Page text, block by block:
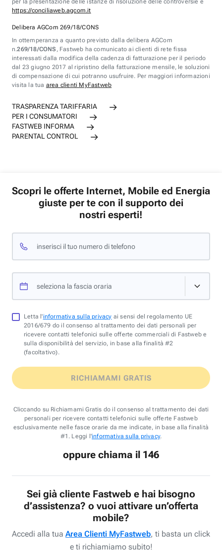
per la presentazione delle istanze di risoluzione delle controversie è
https://conciliaweb.agcom.it
Delibera AGCom 269/18/CONS
In ottemperanza a quanto previsto dalla delibera AGCom
n.269/18/CONS , Fastweb ha comunicato ai clienti di rete fissa
interessati dalla modifica della cadenza di fatturazione per il periodo
dal 23 giugno 2017 al ripristino della fatturazione mensile, le soluzioni
di compensazione di cui potranno usufruire. Per maggiori informazioni
visita la tua area clienti MyFastweb
TRASPARENZA TARIFFARIA
PER I CONSUMATORI
FASTWEB INFORMA
PARENTAL CONTROL
Scopri le offerte Internet, Mobile ed Energia
giuste per te con il supporto dei
nostri esperti!
inserisci il tuo numero di telefono
seleziona la fascia oraria
Letta l'informativa sulla privacy ai sensi del regolamento UE
2016/679 do il consenso al trattamento dei dati personali per
ricevere contatti telefonici sulle offerte commerciali di Fastweb e
sulla disponibilità del servizio, in base alla finalità #2
(facoltativo).
RICHIAMAMI GRATIS
Cliccando su Richiamami Gratis do il consenso al trattamento dei dati
personali per ricevere contatti telefonici sulle offerte Fastweb
esclusivamente nelle fasce orarie da me indicate, in base alla finalità
#1. Leggi l'informativa sulla privacy.
oppure chiama il 146
Sei già cliente Fastweb e hai bisogno
d’assistenza? o vuoi attivare un’offerta
mobile?
Accedi alla tua Area Clienti MyFastweb, ti basta un click
e ti richiamiamo subito!